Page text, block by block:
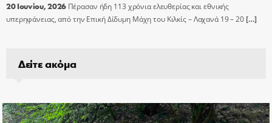
20 Ιουνίου, 2026 Πέρασαν ήδη 113 χρόνια ελευθερίας και εθνικής
υπερηφάνειας, από την Επική Δίδυμη Μάχη του Κιλκίς – Λαχανά 19 – 20[…]
Δείτε ακόμα